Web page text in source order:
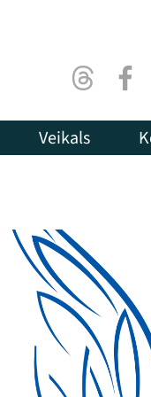
Threads
Veikals